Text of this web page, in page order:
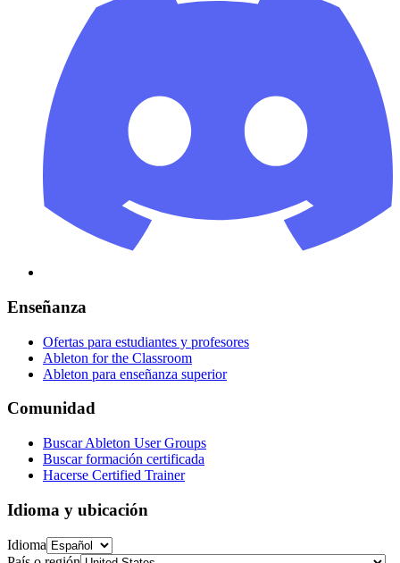
Enseñanza
Ofertas para estudiantes y profesores
Ableton for the Classroom
Ableton para enseñanza superior
Comunidad
Buscar Ableton User Groups
Buscar formación certificada
Hacerse Certified Trainer
Idioma y ubicación
Idioma